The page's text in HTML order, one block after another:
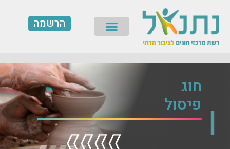
תפריט הרשמה
חוג
פיסול